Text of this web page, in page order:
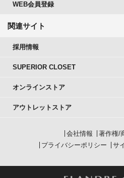
WEB会員登録
関連サイト
採用情報
SUPERIOR CLOSET
オンラインストア
アウトレットストア
会社情報
著作権/
プライバシーポリシー
サ